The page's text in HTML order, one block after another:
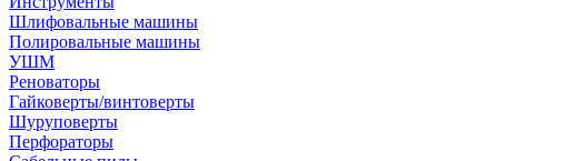
Шлифовальные машины
Полировальные машины
УШМ
Реноваторы
Гайковерты/винтоверты
Шуруповерты
Перфораторы